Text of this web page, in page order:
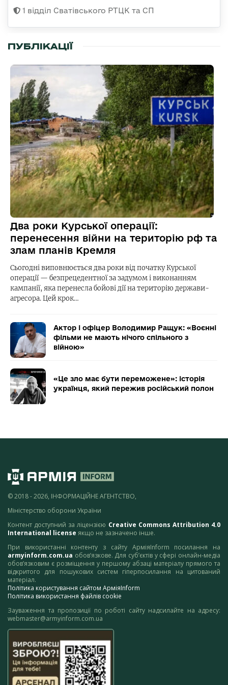
1 відділ Сватівського РТЦК та СП
ПУБЛІКАЦІЇ
Два роки Курської операції:
перенесення війни на територію рф та
злам планів Кремля
Сьогодні виповнюється два роки від початку Курської
операції — безпрецедентної за задумом і виконанням
кампанії, яка перенесла бойові дії на територію держави-
агресора. Цей крок…
Актор і офіцер Володимир Ращук: «Воєнні
фільми не мають нічого спільного з
війною»
«Це зло має бути переможене»: історія
українця, який пережив російський полон
© 2018 - 2026, ІНФОРМАЦІЙНЕ АГЕНТСТВО,
Міністерство оборони України
Контент доступний за ліцензією Creative Commons Attribution 4.0
International license якщо не зазначено інше.
При використанні контенту з сайту АрміяInform посилання на
armyinform.com.ua обов’язкове. Для суб’єктів у сфері онлайн-медіа
обов’язковим є розміщення у першому абзаці матеріалу прямого та
відкритого для пошукових систем гіперпосилання на цитований
матеріал.
Політика користування сайтом АрміяInform
Політика використання файлів cookie
Зауваження та пропозиції по роботі сайту надсилайте на адресу:
webmaster@armyinform.com.ua